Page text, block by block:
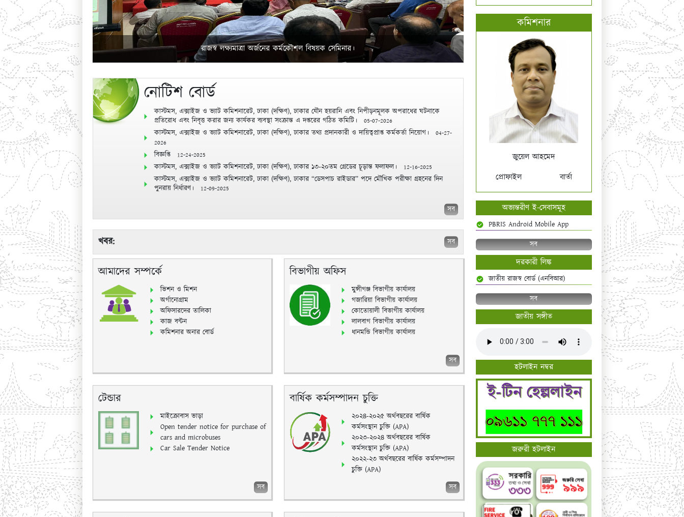
রাজস্ব লক্ষ্যমাত্রা অর্জনের কর্মকৌশল বিষয়ক সেমিনার।
নোটিশ বোর্ড
কাস্টমস, এক্সাইজ ও ভ্যাট কমিশনারেট, ঢাকা (দক্ষিণ), ঢাকার যৌন হয়রানি এবং নিপীড়নমূলক অপরাধের ঘটনাকে
প্রতিরোধ এবং নিবৃত্ত করার জন্য কার্যকর ব্যবস্থা সংক্রান্ত এ দপ্তরের গঠিত কমিটি।
05-07-2026
কাস্টমস, এক্সাইজ ও ভ্যাট কমিশনারেট, ঢাকা (দক্ষিণ), ঢাকার তথ্য প্রদানকারী ও দায়িত্বপ্রাপ্ত কর্মকর্তা নিয়োগ।
04-27-
2026
বিজ্ঞপ্তি 12-24-2025
কাস্টমস, এক্সাইজ ও ভ্যাট কমিশনারেট, ঢাকা (দক্ষিণ), ঢাকার ১৩-২০তম গ্রেডের চূড়ান্ত ফলাফল। 12-16-2025
কাস্টমস, এক্সাইজ ও ভ্যাট কমিশনারেট, ঢাকা (দক্ষিণ), ঢাকার “ডেসপাচ রাইডার” পদে মৌখিক পরীক্ষা গ্রহনের দিন
পুনরায় নির্ধারণ।
12-09-2025
সব
খবর: সব
আমাদের সম্পর্কে
ভিশন ও মিশন
অর্গানোগ্রাম
অফিসারদের তালিকা
কাজ বন্টন
কমিশনার অনার বোর্ড
বিভাগীয় অফিস
মুন্সীগঞ্জ বিভাগীয় কার্যালয়
গজারিয়া বিভাগীয় কার্যালয়
কোতোয়ালী বিভাগীয় কার্যালয়
লালবাগ বিভাগীয় কার্যালয়
ধানমন্ডি বিভাগীয় কার্যালয়
সব
টেন্ডার
মাইক্রোবাস ভাড়া
Open tender notice for purchase of
cars and microbuses
Car Sale Tender Notice
সব
বার্ষিক কর্মসম্পাদন চুক্তি
২০২৪-২০২৫ অর্থবছরের বার্ষিক
কর্মসংস্থান চুক্তি (APA)
২০২৩-২০২৪ অর্থবছরের বার্ষিক
কর্মসংস্থান চুক্তি (APA)
২০২২-২৩ অর্থবছরের বার্ষিক কর্মসম্পাদন
চুক্তি (APA)
সব
কমিশনার
জুয়েল আহমেদ
প্রোফাইল
বার্তা
অভ্যন্তরীণ ই-সেবাসমূহ
PBRIS Android Mobile App
সব
দরকারী লিঙ্ক
জাতীয় রাজস্ব বোর্ড (এনবিআর)
সব
জাতীয় সঙ্গীত
হটলাইন নম্বর
জরুরী হটলাইন